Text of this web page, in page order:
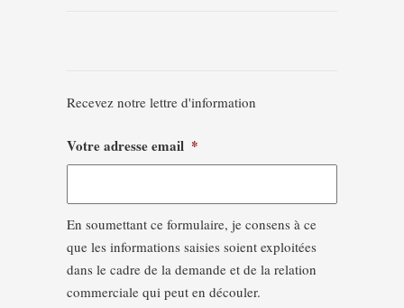
Recevez notre lettre d'information
Votre adresse email *
En soumettant ce formulaire, je consens à ce
que les informations saisies soient exploitées
dans le cadre de la demande et de la relation
commerciale qui peut en découler.